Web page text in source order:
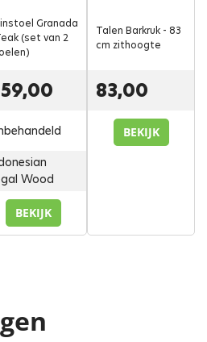
Granada
(set van 2
Wood
BEKIJK
Talen Barkruk - 83
cm zithoogte
83,00
BEKIJK